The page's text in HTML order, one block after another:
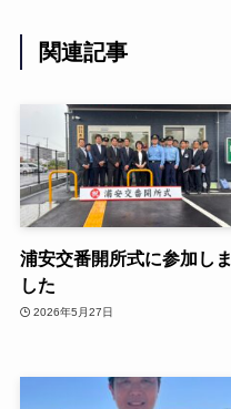
関連記事
浦安交番開所式に参加しま
した
2026年5月27日